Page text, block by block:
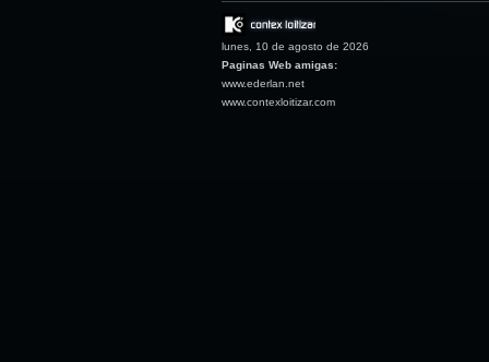
lunes, 10 de agosto de 2026
Paginas Web amigas:
www.ederlan.net
www.contexloitizar.com